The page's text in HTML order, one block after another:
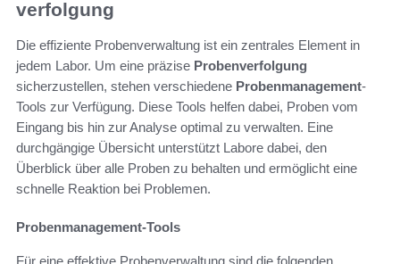
verfolgung
Die effiziente Probenverwaltung ist ein zentrales Element in
jedem Labor. Um eine präzise Probenverfolgung
sicherzustellen, stehen verschiedene Probenmanagement-
Tools zur Verfügung. Diese Tools helfen dabei, Proben vom
Eingang bis hin zur Analyse optimal zu verwalten. Eine
durchgängige Übersicht unterstützt Labore dabei, den
Überblick über alle Proben zu behalten und ermöglicht eine
schnelle Reaktion bei Problemen.
Probenmanagement-Tools